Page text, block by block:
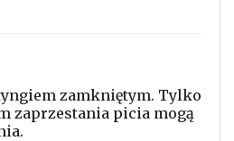
zamkniętym. Tylko
zaprzestania picia mogą